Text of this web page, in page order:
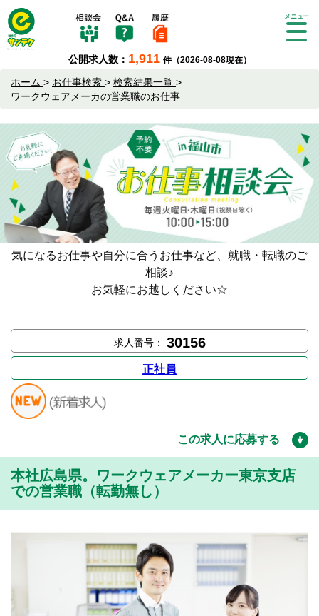
公開求人数： 1,911 件（2026-08-08現在）
Tog
ホーム > お仕事検索 > 検索結果一覧 >
ワークウェアメーカの営業職のお仕事
気になるお仕事や自分に合うお仕事など、就職・転職のご
相談♪
お気軽にお越しください☆
求人番号： 30156
正社員
この求人に応募する
本社広島県。ワークウェアメーカー東京支店
での営業職（転勤無し）